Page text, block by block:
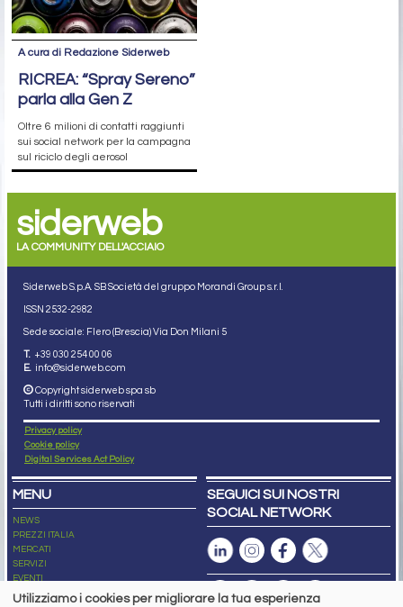
A cura di Redazione Siderweb
RICREA: “Spray Sereno”
parla alla Gen Z
Oltre 6 milioni di contatti raggiunti
sui social network per la campagna
sul riciclo degli aerosol
siderweb
LA COMMUNITY DELL'ACCIAIO
Siderweb S.p.A. SB Società del gruppo Morandi Group s.r.l.
ISSN 2532-2982
Sede sociale: Flero (Brescia) Via Don Milani 5
T. +39 030 254 00 06
E. info@siderweb.com
Copyright siderweb spa sb
Tutti i diritti sono riservati
Privacy policy
Cookie policy
Digital Services Act Policy
MENU
NEWS
PREZZI ITALIA
MERCATI
SERVIZI
EVENTI
ABBONAMENTI
SEGUICI SUI NOSTRI
SOCIAL NETWORK
Utilizziamo i cookies per migliorare la tua esperienza